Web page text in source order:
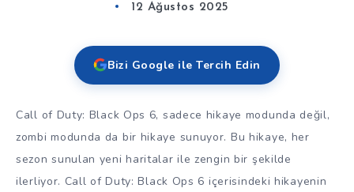
12 Ağustos 2025
Bizi Google ile Tercih Edin
Call of Duty: Black Ops 6, sadece hikaye modunda değil,
zombi modunda da bir hikaye sunuyor. Bu hikaye, her
sezon sunulan yeni haritalar ile zengin bir şekilde
ilerliyor. Call of Duty: Black Ops 6 içerisindeki hikayenin